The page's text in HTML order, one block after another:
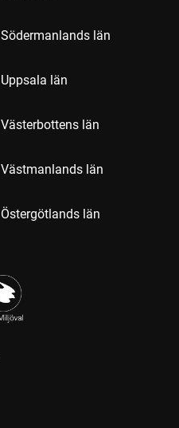
Södermanlands län
Uppsala län
Västerbottens län
Västmanlands län
Östergötlands län